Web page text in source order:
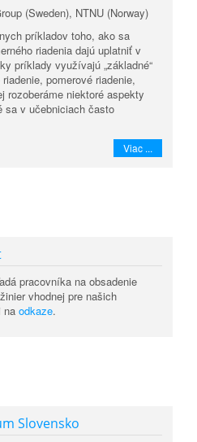
(Sweden), NTNU (Norway)
príkladov toho, ako sa
riadenia dajú uplatniť v
príklady využívajú „základné“
pomerové riadenie,
rozoberáme niektoré aspekty
sa v učebniciach často
Viac ...
pracovníka na obsadenie
vhodnej pre našich
na odkaze.
Slovensko